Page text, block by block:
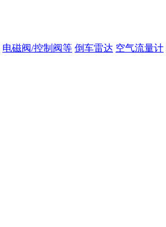
电磁阀/控制阀等 倒车雷达 空气流量计